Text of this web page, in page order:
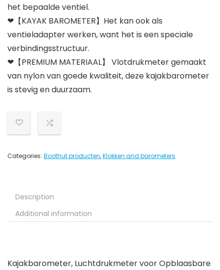
het bepaalde ventiel.
❤【KAYAK BAROMETER】Het kan ook als
ventieladapter werken, want het is een speciale
verbindingsstructuur.
❤【PREMIUM MATERIAAL】 Vlotdrukmeter gemaakt
van nylon van goede kwaliteit, deze kajakbarometer
is stevig en duurzaam.
Categories: Boothut producten,Klokken and barometers
Description
Additional information
Kajakbarometer, Luchtdrukmeter voor Opblaasbare